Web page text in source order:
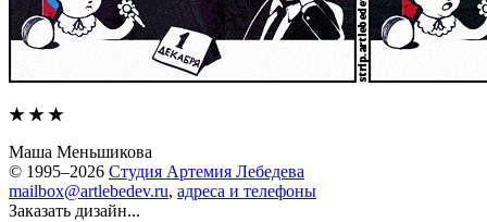
★ ★ ★
Маша Меньшикова
© 1995–2026 Студия Артемия Лебедева
mailbox@artlebedev.ru, адреса и телефоны
Заказать дизайн...